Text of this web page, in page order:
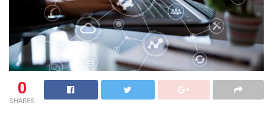
0
SHARES